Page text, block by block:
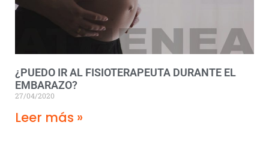
¿PUEDO IR AL FISIOTERAPEUTA DURANTE EL
EMBARAZO?
27/04/2020
Leer más »